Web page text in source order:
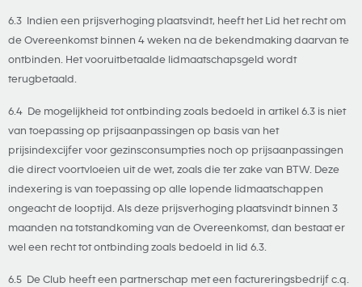
6.3 Indien een prijsverhoging plaatsvindt, heeft het Lid het recht om
de Overeenkomst binnen 4 weken na de bekendmaking daarvan te
ontbinden. Het vooruitbetaalde lidmaatschapsgeld wordt
terugbetaald.
6.4 De mogelijkheid tot ontbinding zoals bedoeld in artikel 6.3 is niet
van toepassing op prijsaanpassingen op basis van het
prijsindexcijfer voor gezinsconsumpties noch op prijsaanpassingen
die direct voortvloeien uit de wet, zoals die ter zake van BTW. Deze
indexering is van toepassing op alle lopende lidmaatschappen
ongeacht de looptijd. Als deze prijsverhoging plaatsvindt binnen 3
maanden na totstandkoming van de Overeenkomst, dan bestaat er
wel een recht tot ontbinding zoals bedoeld in lid 6.3.
6.5 De Club heeft een partnerschap met een factureringsbedrijf c.q.